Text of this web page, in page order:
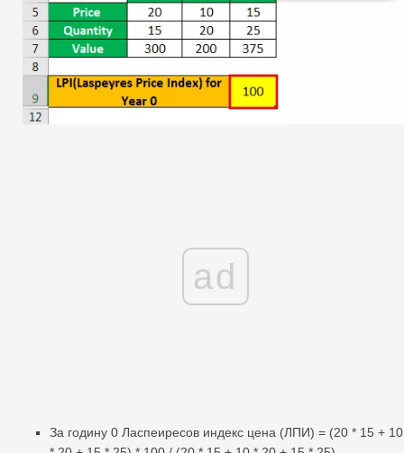
ad
За годину 0 Ласпеиресов индекс цена (ЛПИ) = (20 * 15 + 10